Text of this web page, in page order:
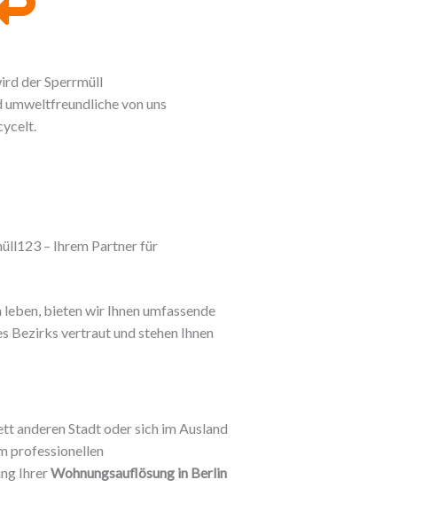
der Sperrmüll
umweltfreundliche von uns
– Ihrem Partner für
bieten wir Ihnen umfassende
Bezirks vertraut und stehen Ihnen
anderen Stadt oder sich im Ausland
professionellen
IhrerWohnungsauflösung in Berlin